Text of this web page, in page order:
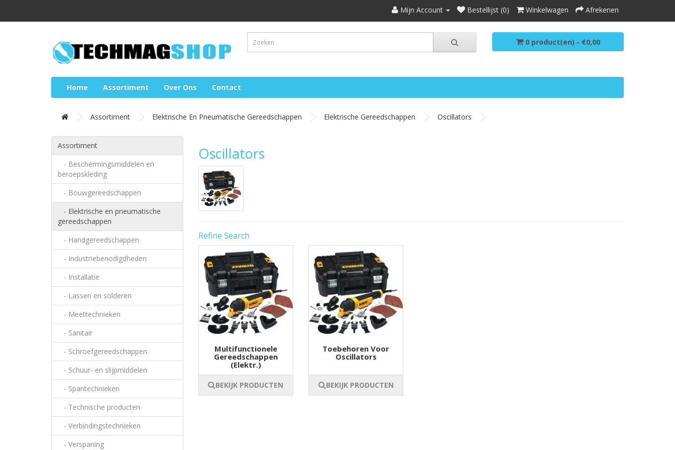
Mijn Account Bestellijst (0) Winkelwagen Afrekenen
0 product(en) - €0,00
Home Assortiment Over Ons Contact
Assortiment Elektrische En Pneumatische Gereedschappen Elektrische Gereedschappen Oscillators
Assortiment
- Beschermingsmiddelen en
beroepskleding
- Bouwgereedschappen
- Elektrische en pneumatische
gereedschappen
- Handgereedschappen
- Industriebenodigdheden
- Installatie
- Lassen en solderen
- Meettechnieken
- Sanitair
- Schroefgereedschappen
- Schuur- en slijpmiddelen
- Spantechnieken
- Technische producten
- Verbindingstechnieken
- Verspaning
Oscillators
Refine Search
Multifunctionele
Gereedschappen
(elektr.)
BEKIJK PRODUCTEN
Toebehoren Voor
Oscillators
BEKIJK PRODUCTEN